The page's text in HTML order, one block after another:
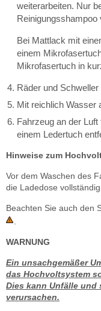
weiterarbeiten. Nur
Reinigungsshampoo
Bei Mattlack mit
einem
Mikrofasertuch in
Räder und
Mit reichlich Wasser
Fahrzeug an der
einem Ledertuch
Hinweise zum
Vor dem Waschen des
die Ladedose vollständig
Beachten Sie auch den
WARNUNG
Ein unsachgemäßer
das Hochvoltsystem
Dies kann Unfälle und
verursachen.